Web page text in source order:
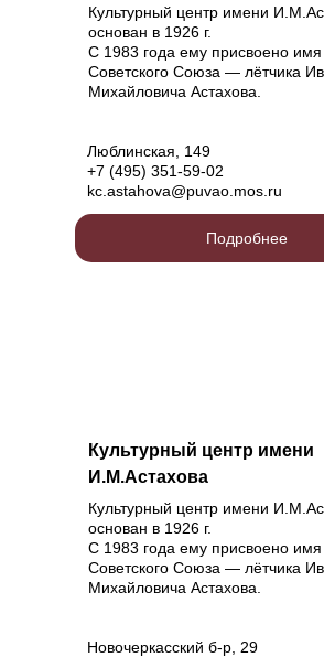
Подробнее
Культурный центр имени
основан в 1926 г.
С 1983 года ему присвоено имя
Советского Союза — лётчика
Михайловича Астахова.
Люблинская, 149
+7 (495) 351-59-02
kc.astahova@puvao.mos.ru
Культурный центр имени
основан в 1926 г.
С 1983 года ему присвоено имя
Советского Союза — лётчика
Михайловича Астахова.
Культурный центр имени
И.М.Астахова
Новочеркасский б-р, 29